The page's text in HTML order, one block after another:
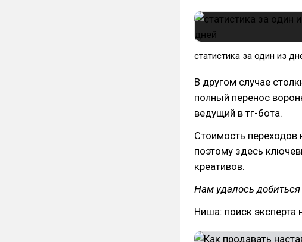
статистика за один из
В другом случае
полный перенос
ведущий в тг-бота.
Стоимость
поэтому здесь
креативов.
Нам удалось
Ниша: поиск эксперта